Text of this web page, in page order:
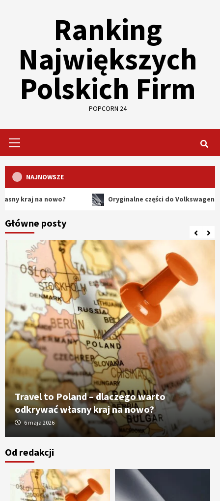
Ranking
Największych
Polskich Firm
POPCORN 24
Menu
NAJNOWSZE
na nowo? Oryginalne części do Volkswagena –
Główne posty
Travel to Poland – dlaczego warto
odkrywać własny kraj na nowo?
6 maja 2026
Od redakcji
3
nowoczesne technologie precyzyjnej
obróbki materiałów